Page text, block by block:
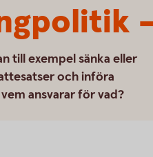
till exempel sänka eller
och införa
ansvarar för vad?